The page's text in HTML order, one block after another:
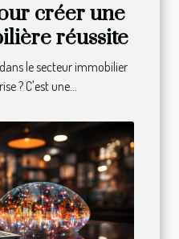
créer une
réussite
le secteur immobilier
? C'est une...